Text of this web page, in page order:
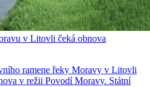
v Litovli čeká obnova
ramene řeky Moravy v Litovli
v režii Povodí Moravy. Státní